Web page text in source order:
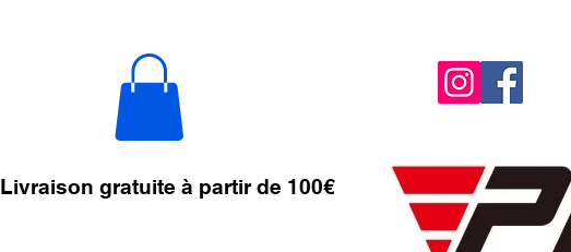
Livraison gratuite à partir de 100€